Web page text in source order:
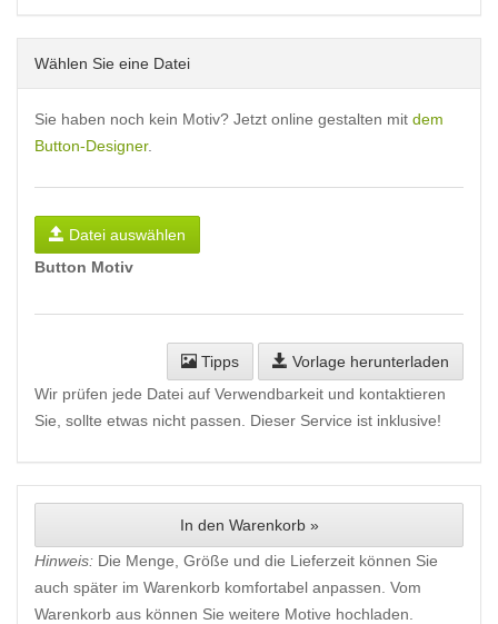
Wählen Sie eine Datei
Sie haben noch kein Motiv? Jetzt online gestalten mit dem
Button-Designer.
Datei auswählen
Button Motiv
Tipps
Vorlage herunterladen
Wir prüfen jede Datei auf Verwendbarkeit und kontaktieren
Sie, sollte etwas nicht passen. Dieser Service ist inklusive!
In den Warenkorb »
Hinweis: Die Menge, Größe und die Lieferzeit können Sie
auch später im Warenkorb komfortabel anpassen. Vom
Warenkorb aus können Sie weitere Motive hochladen.